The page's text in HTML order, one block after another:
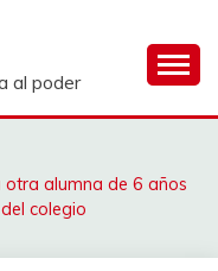
al poder
alumna de 6 años
colegio